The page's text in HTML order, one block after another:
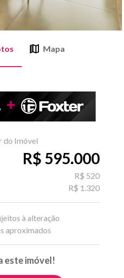
Mapa
do Imóvel
R$ 595.000
R$ 520
R$ 1.320
à alteração
aproximados
este imóvel!